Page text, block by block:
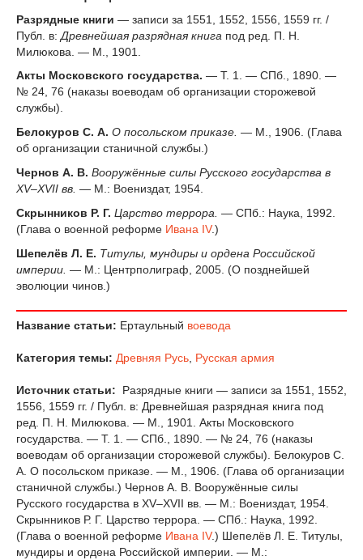
Разрядные книги — записи за 1551, 1552, 1556, 1559 гг. /
Публ. в: Древнейшая разрядная книга под ред. П. Н.
Милюкова. — М., 1901.
Акты Московского государства. — Т. 1. — СПб., 1890. —
№ 24, 76 (наказы воеводам об организации сторожевой
службы).
Белокуров С. А. О посольском приказе. — М., 1906. (Глава
об организации станичной службы.)
Чернов А. В. Вооружённые силы Русского государства в
XV–XVII вв. — М.: Воениздат, 1954.
Скрынников Р. Г. Царство террора. — СПб.: Наука, 1992.
(Глава о военной реформе Ивана IV.)
Шепелёв Л. Е. Титулы, мундиры и ордена Российской
империи. — М.: Центрполиграф, 2005. (О позднейшей
эволюции чинов.)
Название статьи: Ертаульный воевода
Категория темы: Древняя Русь Русская армия
Источник статьи:
Разрядные книги — записи за 1551, 1552,
1556, 1559 гг. / Публ. в: Древнейшая разрядная книга под
ред. П. Н. Милюкова. — М., 1901. Акты Московского
государства. — Т. 1. — СПб., 1890. — № 24, 76 (наказы
воеводам об организации сторожевой службы). Белокуров С.
А. О посольском приказе. — М., 1906. (Глава об организации
станичной службы.) Чернов А. В. Вооружённые силы
Русского государства в XV–XVII вв. — М.: Воениздат, 1954.
Скрынников Р. Г. Царство террора. — СПб.: Наука, 1992.
(Глава о военной реформе Ивана IV.) Шепелёв Л. Е. Титулы,
мундиры и ордена Российской империи. — М.: